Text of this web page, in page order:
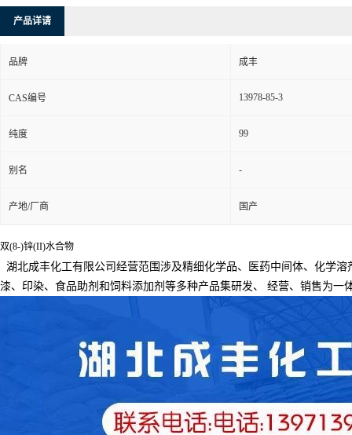
产品详请
品牌 成丰
CAS编号 13978-85-3
纯度 99
别名 -
产地/厂商 国产
双(8-)锌(II)水合物
湖北成丰化工有限公司经营范围涉及精细化学品、医药中间体、化学
漆、印染、食品助剂和饲料添加剂等多种产品集研发、
经营、销售为一